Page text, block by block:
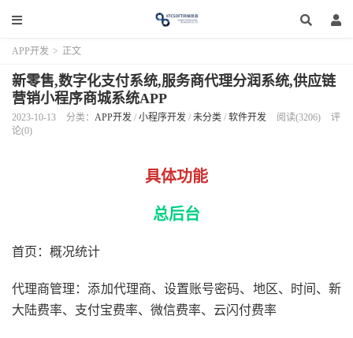
APP开发 > 正文
新零售,数字化支付系统,服务商代理分润系统,供应链
营销小程序商城系统APP
2023-10-13 分类： APP开发 / 小程序开发 / 未分类 / 软件开发 阅读(3206)
评
论(0)
具体功能
总后台
首页：概况统计
代理商管理：添加代理商、设置账号密码、地区、时间、新
大陆费率、支付宝费率、微信费率、云闪付费率